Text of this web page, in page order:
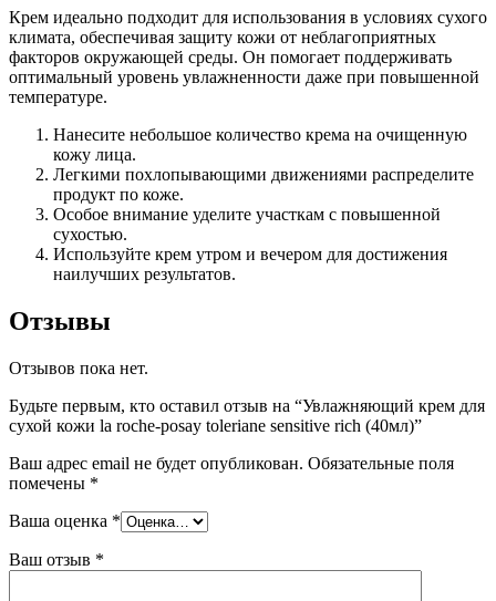
Крем идеально подходит для использования в условиях сухого
климата, обеспечивая защиту кожи от неблагоприятных
факторов окружающей среды. Он помогает поддерживать
оптимальный уровень увлажненности даже при повышенной
температуре.
Нанесите небольшое количество крема на очищенную
кожу лица.
Легкими похлопывающими движениями распределите
продукт по коже.
Особое внимание уделите участкам с повышенной
сухостью.
Используйте крем утром и вечером для достижения
наилучших результатов.
Отзывы
Отзывов пока нет.
Будьте первым, кто оставил отзыв на “Увлажняющий крем для
сухой кожи la roche-posay toleriane sensitive rich (40мл)”
Ваш адрес email не будет опубликован. Обязательные поля
помечены *
Ваша оценка *
Ваш отзыв *